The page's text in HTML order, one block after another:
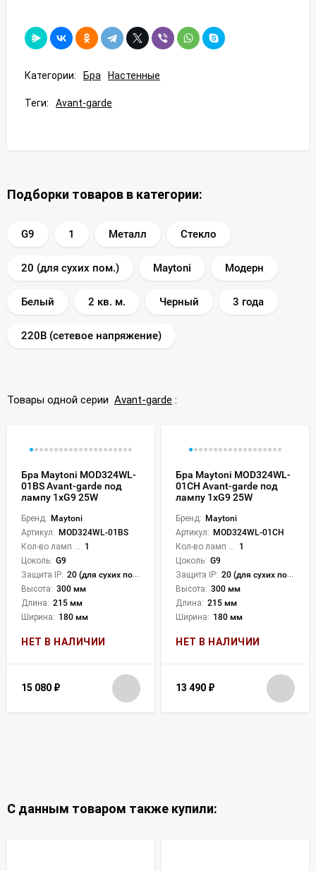
Категории: Бра Настенные
Теги: Avant-garde
Подборки товаров в категории:
G9 1 Металл Стекло
20 (для сухих пом.) Maytoni Модерн
Белый 2 кв. м. Черный 3 года
220В (сетевое напряжение)
Товары одной серии Avant-garde :
Бра Maytoni MOD324WL-
01BS Avant-garde под
лампу 1xG9 25W
Бренд: Maytoni
Артикул: MOD324WL-01BS
1
Цоколь: G9
Защита IP: 20 (для сухих пом.)
Высота: 300 мм
Длина: 215 мм
Ширина: 180 мм
НЕТ В НАЛИЧИИ
15 080 ₽
Бра Maytoni MOD324WL-
01CH Avant-garde под
лампу 1xG9 25W
Бренд: Maytoni
Артикул: MOD324WL-01CH
1
Цоколь: G9
Защита IP: 20 (для сухих пом.)
Высота: 300 мм
Длина: 215 мм
Ширина: 180 мм
НЕТ В НАЛИЧИИ
13 490 ₽
С данным товаром также купили: